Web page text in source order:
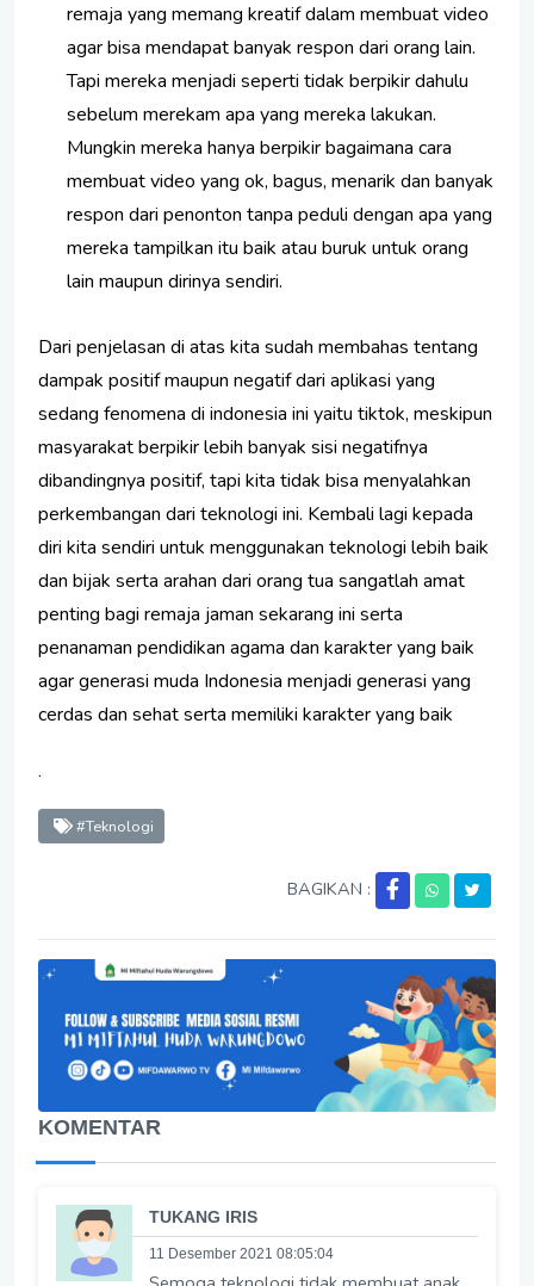
remaja yang memang kreatif dalam membuat video
agar bisa mendapat banyak respon dari orang lain.
Tapi mereka menjadi seperti tidak berpikir dahulu
sebelum merekam apa yang mereka lakukan.
Mungkin mereka hanya berpikir bagaimana cara
membuat video yang ok, bagus, menarik dan banyak
respon dari penonton tanpa peduli dengan apa yang
mereka tampilkan itu baik atau buruk untuk orang
lain maupun dirinya sendiri.
Dari penjelasan di atas kita sudah membahas tentang
dampak positif maupun negatif dari aplikasi yang
sedang fenomena di indonesia ini yaitu tiktok, meskipun
masyarakat berpikir lebih banyak sisi negatifnya
dibandingnya positif, tapi kita tidak bisa menyalahkan
perkembangan dari teknologi ini. Kembali lagi kepada
diri kita sendiri untuk menggunakan teknologi lebih baik
dan bijak serta arahan dari orang tua sangatlah amat
penting bagi remaja jaman sekarang ini serta
penanaman pendidikan agama dan karakter yang baik
agar generasi muda Indonesia menjadi generasi yang
cerdas dan sehat serta memiliki karakter yang baik
.
#Teknologi
BAGIKAN :
KOMENTAR
TUKANG IRIS
11 Desember 2021 08:05:04